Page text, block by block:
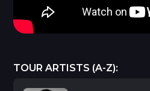
TOUR ARTISTS (A-Z):